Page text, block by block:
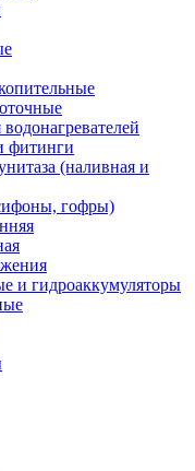
фитинги
(наливная и
гофры)
и гидроаккумуляторы